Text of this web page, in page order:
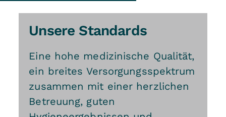
Unsere Standards
Eine hohe medizinische Qualität,
ein breites Versorgungsspektrum
zusammen mit einer herzlichen
Betreuung, guten